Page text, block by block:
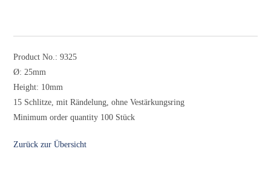
Product No.: 9325
Ø: 25mm
Height: 10mm
15 Schlitze, mit Rändelung, ohne Vestärkungsring
Minimum order quantity 100 Stück
Zurück zur Übersicht